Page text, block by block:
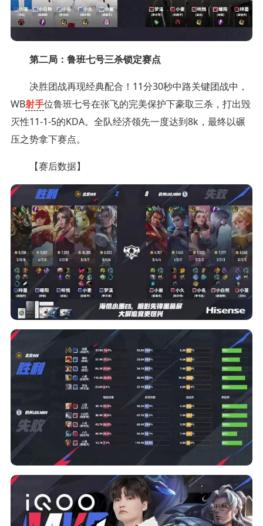
第二局：鲁班七号三杀锁定赛点
决胜团战再现经典配合！11分30秒中路关键团战中，
WB射手位鲁班七号在张飞的完美保护下豪取三杀，打出毁
灭性11-1-5的KDA。全队经济领先一度达到8k，最终以碾
压之势拿下赛点。
【赛后数据】